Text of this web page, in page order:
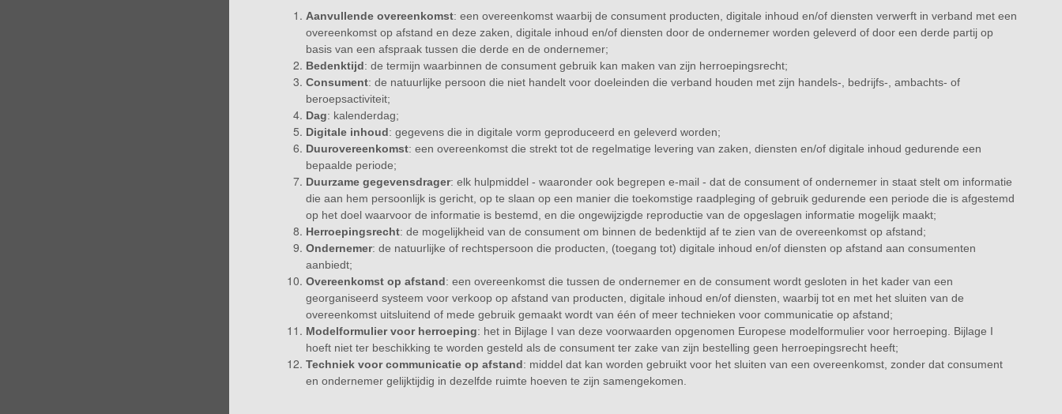
Aanvullende overeenkomst: een overeenkomst waarbij de consument producten, digitale inhoud en/of diensten verwerft in verband met een
overeenkomst op afstand en deze zaken, digitale inhoud en/of diensten door de ondernemer worden geleverd of door een derde partij op
basis van een afspraak tussen die derde en de ondernemer;
Bedenktijd: de termijn waarbinnen de consument gebruik kan maken van zijn herroepingsrecht;
Consument: de natuurlijke persoon die niet handelt voor doeleinden die verband houden met zijn handels-, bedrijfs-, ambachts- of
beroepsactiviteit;
Dag: kalenderdag;
Digitale inhoud: gegevens die in digitale vorm geproduceerd en geleverd worden;
Duurovereenkomst: een overeenkomst die strekt tot de regelmatige levering van zaken, diensten en/of digitale inhoud gedurende een
bepaalde periode;
Duurzame gegevensdrager: elk hulpmiddel - waaronder ook begrepen e-mail - dat de consument of ondernemer in staat stelt om informatie
die aan hem persoonlijk is gericht, op te slaan op een manier die toekomstige raadpleging of gebruik gedurende een periode die is afgestemd
op het doel waarvoor de informatie is bestemd, en die ongewijzigde reproductie van de opgeslagen informatie mogelijk maakt;
Herroepingsrecht: de mogelijkheid van de consument om binnen de bedenktijd af te zien van de overeenkomst op afstand;
Ondernemer: de natuurlijke of rechtspersoon die producten, (toegang tot) digitale inhoud en/of diensten op afstand aan consumenten
aanbiedt;
Overeenkomst op afstand: een overeenkomst die tussen de ondernemer en de consument wordt gesloten in het kader van een
georganiseerd systeem voor verkoop op afstand van producten, digitale inhoud en/of diensten, waarbij tot en met het sluiten van de
overeenkomst uitsluitend of mede gebruik gemaakt wordt van één of meer technieken voor communicatie op afstand;
Modelformulier voor herroeping: het in Bijlage I van deze voorwaarden opgenomen Europese modelformulier voor herroeping. Bijlage I
hoeft niet ter beschikking te worden gesteld als de consument ter zake van zijn bestelling geen herroepingsrecht heeft;
Techniek voor communicatie op afstand: middel dat kan worden gebruikt voor het sluiten van een overeenkomst, zonder dat consument
en ondernemer gelijktijdig in dezelfde ruimte hoeven te zijn samengekomen.